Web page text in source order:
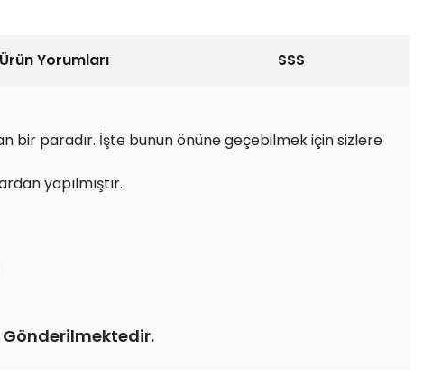
Ürün Yorumları SSS
bir paradır. İşte bunun önüne geçebilmek için sizlere
yapılmıştır.